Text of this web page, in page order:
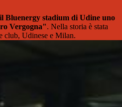
Bluenergy stadium di Udine uno
Vergogna". Nella storia è stata
club, Udinese e Milan.